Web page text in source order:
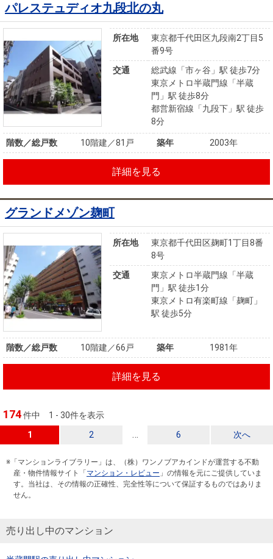
パレステュディオ九段北の丸
所在地
東京都千代田区九段南2丁目5
番9号
交通
総武線「市ヶ谷」駅 徒歩7分
東京メトロ半蔵門線「半蔵
門」駅 徒歩8分
都営新宿線「九段下」駅 徒歩
8分
階数／総戸数 10階建／81戸 築年 2003年
詳細を見る
グランドメゾン麹町
所在地
東京都千代田区麹町1丁目8番
8号
交通
東京メトロ半蔵門線「半蔵
門」駅 徒歩1分
東京メトロ有楽町線「麹町」
駅 徒歩5分
階数／総戸数 10階建／66戸 築年 1981年
詳細を見る
174件中
1 - 30件を表示
1
2 … 6 次へ
※「マンションライブラリー」は、（株）ワンノブアカインドが運営する不動
産・物件情報サイト「 マンション・レビュー 」の情報を元にご提供していま
す。当社は、その情報の正確性、完全性等について保証するものではありま
せん。
売り出し中のマンション